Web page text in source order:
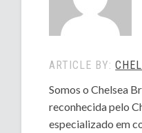
ARTICLE BY:
Somos o Chelsea
reconhecida pelo
especializado em